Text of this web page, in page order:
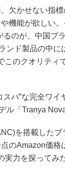
欠かせない指標
機能が欲しい
るのが、中国ブ
ンド製品の中
このクオリティ
パ”な完全ワイ
ル「Tranya Nova
を搭載した
のAmazon価格
力を探ってみた